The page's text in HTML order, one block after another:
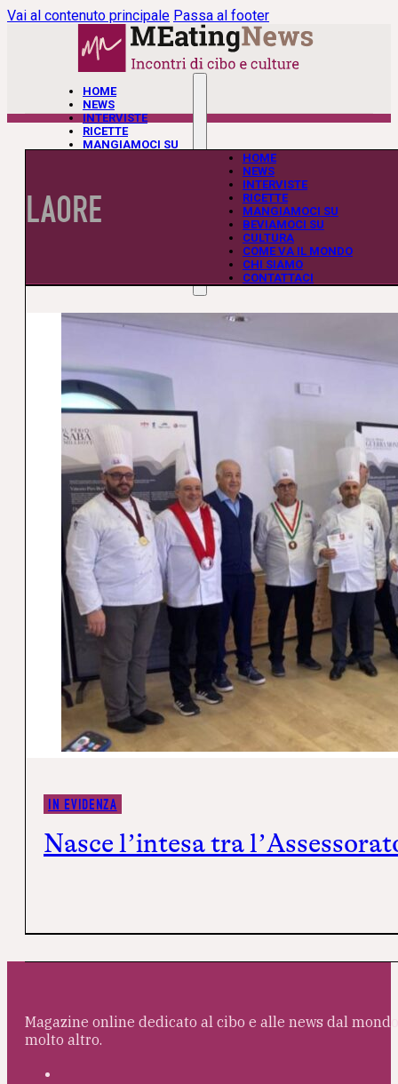
Vai al contenuto principale Passa al footer
HOME
NEWS
INTERVISTE
RICETTE
MANGIAMOCI SU
CHI SIAMO
CONTATTACI
HOME
NEWS
INTERVISTE
RICETTE
MANGIAMOCI SU
BEVIAMOCI SU
CULTURA
COME VA IL MONDO
CHI SIAMO
CONTATTACI
LAORE
IN EVIDENZA
Nasce l’intesa tra
Magazine online dedicato al cibo e alle news dal
molto altro.